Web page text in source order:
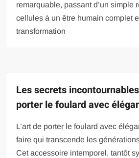
remarquable, passant d’un simple
cellules à un être humain complet
transformation
Les secrets
porter le foulard avec
L’art de porter le foulard avec
faire qui transcende les
Cet accessoire intemporel, tantôt